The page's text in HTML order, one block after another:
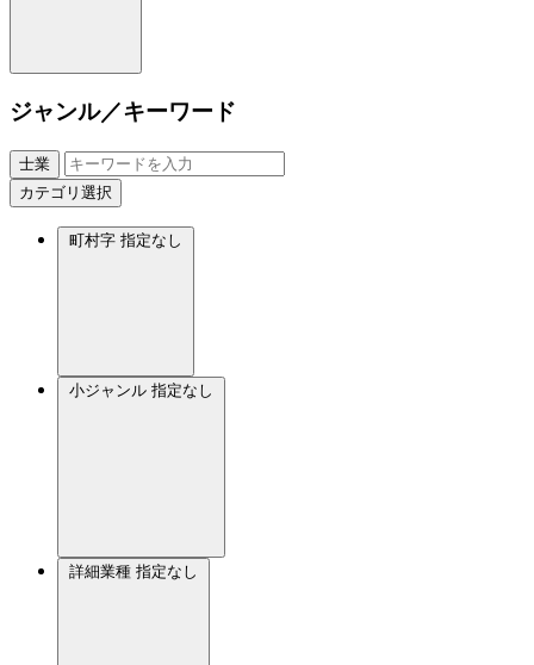
ジャンル／キーワード
士業
カテゴリ選択
町村字 指定なし
小ジャンル 指定なし
詳細業種 指定なし